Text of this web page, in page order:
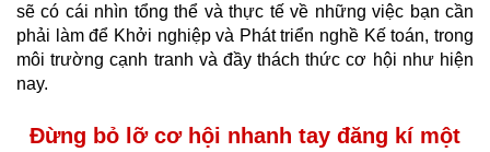
sẽ có cái nhìn tổng thể và thực tế về những việc bạn cần
phải làm để Khởi nghiệp và Phát triển nghề Kế toán, trong
môi trường cạnh tranh và đầy thách thức cơ hội như hiện
nay.
Đừng bỏ lỡ cơ hội nhanh tay đăng kí một